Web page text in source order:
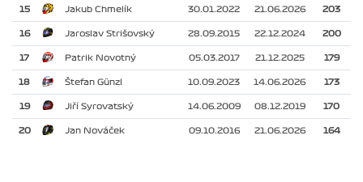
15 Jakub Chmelík 30.01.2022 21.06.2026 203
16 Jaroslav Strišovský 28.09.2015 22.12.2024 200
17 Patrik Novotný 05.03.2017 21.12.2025 179
18 Štefan Günzl 10.09.2023 14.06.2026 173
19 Jiří Syrovatský 14.06.2009 08.12.2019 170
20 Jan Nováček 09.10.2016 21.06.2026 164